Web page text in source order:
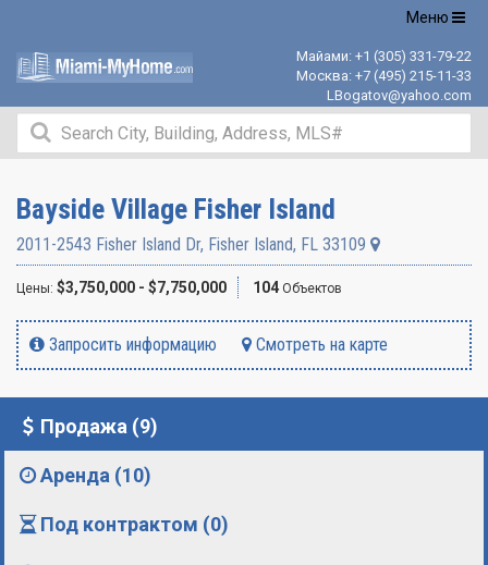
Открыть
Меню
Майами: +1 (305) 331-79-22
Москва: +7 (495) 215-11-33
LBogatov@yahoo.com
Bayside Village Fisher Island
2011-2543 Fisher Island Dr, Fisher Island, FL 33109
Цены: $3,750,000 - $7,750,000 104 Объектов
Запросить информацию Смотреть на карте
Продажа (9)
Аренда (10)
Под контрактом (0)